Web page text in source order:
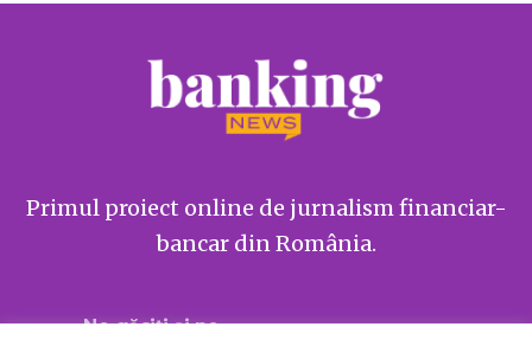
Primul proiect online de jurnalism financiar-
bancar din România.
Ne găsiți și pe